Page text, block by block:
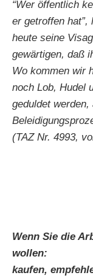
“Wer öffentlich
er getroffen
heute seine
gewärtigen, daß
Wo kommen wir
noch Lob, Hudel
geduldet
(TAZ Nr. 4993,
Wenn Sie die
wollen:
kaufen,